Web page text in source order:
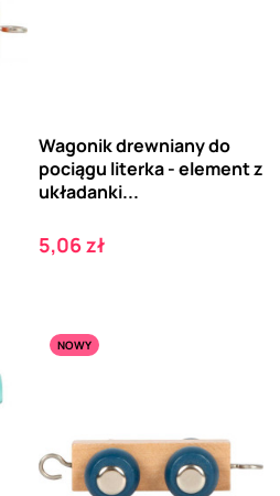
Wagonik drewniany do
pociągu literka - element z
układanki...
Cena
5,06 zł
NOWY